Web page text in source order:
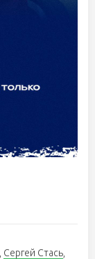
Сергей Стась